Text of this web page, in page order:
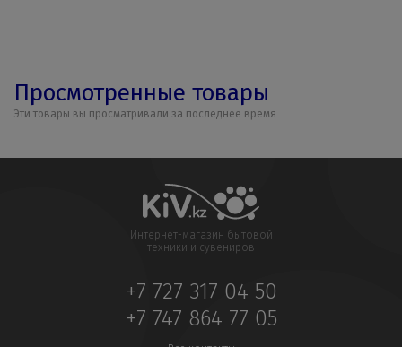
Просмотренные товары
Эти товары вы просматривали за последнее время
Интернет-магазин бытовой
техники и сувениров
+7 727 317 04 50
+7 747 864 77 05